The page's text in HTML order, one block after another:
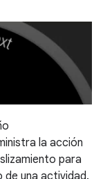
la acción
para
una actividad.